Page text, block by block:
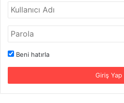
Beni hatırla
Giriş Yap